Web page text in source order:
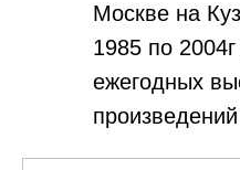
Москве на
1985 по 2004г
ежегодных